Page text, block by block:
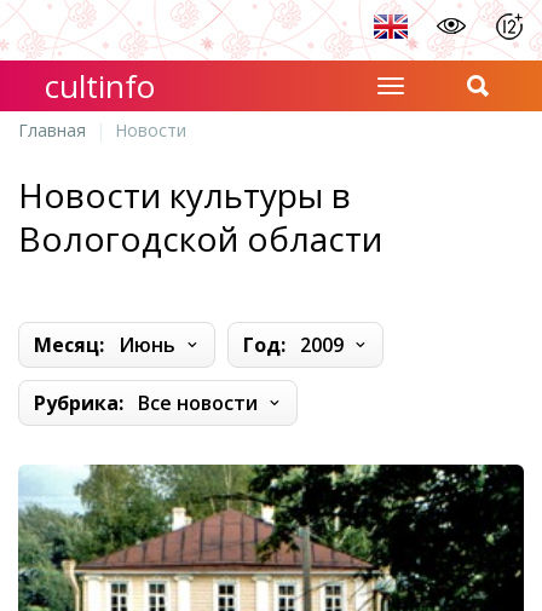
cultinfo
Главная Новости
Новости культуры в
Вологодской области
Месяц: Июнь Год: 2009
Рубрика: Все новости